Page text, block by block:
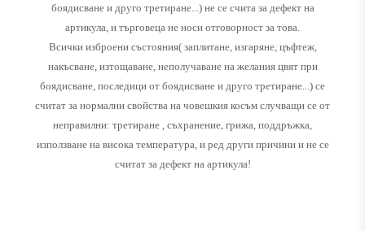
боядисване и друго третиране...) не се счита за дефект на
артикула, и търговеца не носи отговорност за това.
Всички изброени състояния( заплитане, изгаряне, цъфтеж,
накъсване, изтощаване, неполучаване на желания цвят при
боядисване, последици от боядисване и друго третиране...) се
считат за нормални свойства на човешкия косъм случващи се от
неправилни: третиране , съхранение, грижа, поддръжка,
използване на висока температура, и ред други причини и не се
считат за дефект на артикула!